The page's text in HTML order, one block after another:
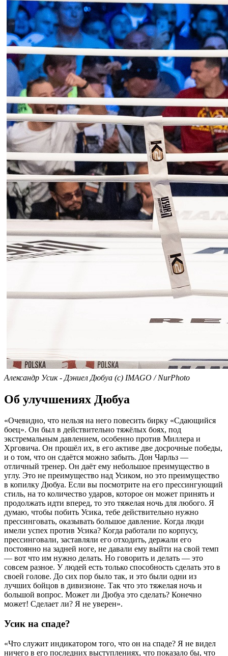
Александр Усик - Дэниел Дюбуа (с) IMAGO / NurPhoto
Об улучшениях Дюбуа
«Очевидно, что нельзя на него повесить бирку «Сдающийся
боец». Он был в действительно тяжёлых боях, под
экстремальным давлением, особенно против Миллера и
Хрговича. Он прошёл их, в его активе две досрочные победы,
и о том, что он сдаётся можно забыть. Дон Чарльз —
отличный тренер. Он даёт ему небольшое преимущество в
углу. Это не преимущество над Усиком, но это преимущество
в копилку Дюбуа. Если вы посмотрите на его прессингующий
стиль, на то количество ударов, которое он может принять и
продолжать идти вперед, то это тяжелая ночь для любого. Я
думаю, чтобы побить Усика, тебе действительно нужно
прессинговать, оказывать большое давление. Когда люди
имели успех против Усика? Когда работали по корпусу,
прессинговали, заставляли его отходить, держали его
постоянно на задней ноге, не давали ему выйти на свой темп
— вот что им нужно делать. Но говорить и делать — это
совсем разное. У людей есть только способность сделать это в
своей голове. До сих пор было так, и это были одни из
лучших бойцов в дивизионе. Так что это тяжелая ночь и
большой вопрос. Может ли Дюбуа это сделать? Конечно
может! Сделает ли? Я не уверен».
Усик на спаде?
«Что служит индикатором того, что он на спаде? Я не видел
ничего в его последних выступлениях, что показало бы, что